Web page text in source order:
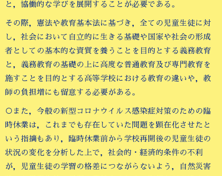
と，協働的な学びを展開することが必要である。
その際，憲法や教育基本法に基づき，全ての児童生徒に対
し，社会において自立的に生きる基礎や国家や社会の形成
者としての基本的な資質を養うことを目的とする義務教育
と，義務教育の基礎の上に高度な普通教育及び専門教育を
施すことを目的とする高等学校における教育の違いや，教
師の負担増にも留意する必要がある。
○また，今般の新型コロナウイルス感染症対策のための臨
時休業は，これまでも存在していた問題を顕在化させたと
いう指摘もあり，臨時休業前から学校再開後の児童生徒の
状況の変化を分析した上で，社会的・経済的条件の不利
が，児童生徒の学習の格差につながらないよう，自然災害